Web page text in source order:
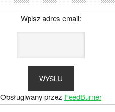
Wpisz adres email:
Obsługiwany przez FeedBurner